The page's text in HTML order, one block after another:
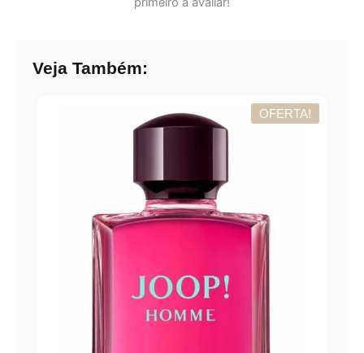
Veja Também:
OFERTA!